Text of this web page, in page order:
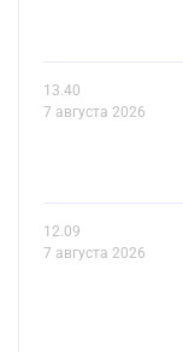
13.40
7 августа 2026
12.09
7 августа 2026